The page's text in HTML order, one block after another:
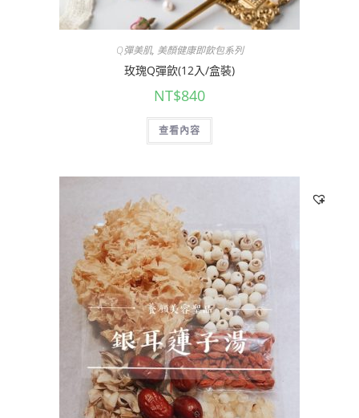
Q彈美肌, 美顏健康即飲包系列
玫瑰Q彈飲(12入/盒裝)
NT$840
查看內容